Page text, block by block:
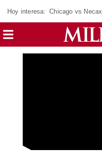
Hoy interesa: Chicago vs